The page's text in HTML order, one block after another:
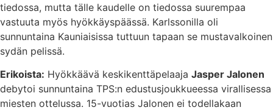
tiedossa, mutta tälle kaudelle on tiedossa suurempaa
vastuuta myös hyökkäyspäässä. Karlssonilla oli
sunnuntaina Kauniaisissa tuttuun tapaan se mustavalkoinen
sydän pelissä.
Erikoista: Hyökkäävä keskikenttäpelaaja Jasper Jalonen
debytoi sunnuntaina TPS:n edustusjoukkueessa virallisessa
miesten ottelussa. 15-vuotias Jalonen ei todellakaan